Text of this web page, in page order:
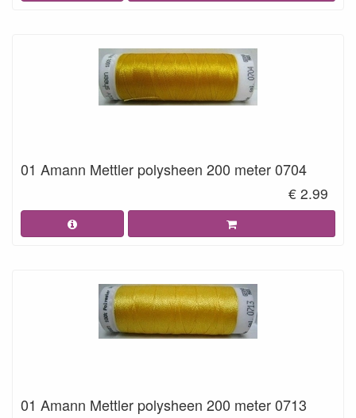
01 Amann Mettler polysheen 200 meter 0704
€ 2.99
01 Amann Mettler polysheen 200 meter 0713